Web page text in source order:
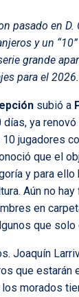
pasado en
y un
grande
para el 2026.
subió a
días, ya
jugadores
que el
y para ello
Aún no
en
que solo
Joaquín
que estarán
morados